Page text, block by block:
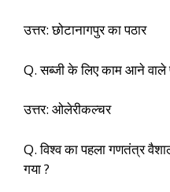
उत्तर: छोटानागपुर का पठार
Q. सब्जी के लिए काम आने
उत्तर: ओलेरीकल्चर
Q. विश्‍व का पहला गणतंत्र
गया ?